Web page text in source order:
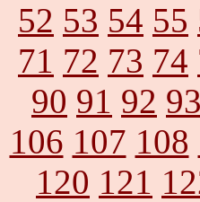
52 53 54 55
71 72 73 74
90 91 92 93
106 107 108
120 121